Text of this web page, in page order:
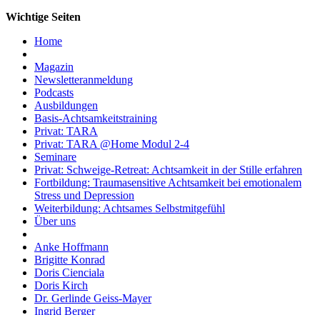
Wichtige Seiten
Home
Magazin
Newsletteranmeldung
Podcasts
Ausbildungen
Basis-Achtsamkeitstraining
Privat: TARA
Privat: TARA @Home Modul 2-4
Seminare
Privat: Schweige-Retreat: Achtsamkeit in der Stille erfahren
Fortbildung: Traumasensitive Achtsamkeit bei emotionalem
Stress und Depression
Weiterbildung: Achtsames Selbstmitgefühl
Über uns
Anke Hoffmann
Brigitte Konrad
Doris Cienciala
Doris Kirch
Dr. Gerlinde Geiss-Mayer
Ingrid Berger